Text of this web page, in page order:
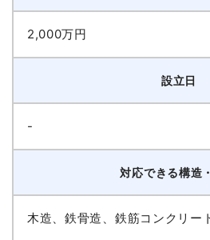
2,000万円
設立日
-
対応できる構造
木造、鉄骨造、鉄筋コンクリー